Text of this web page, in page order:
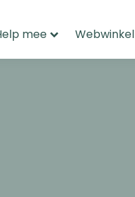
mee Webwinkel